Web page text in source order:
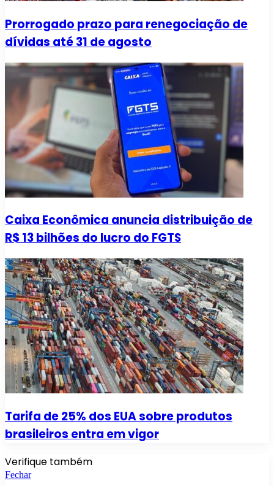
Prorrogado prazo para renegociação de
dívidas até 31 de agosto
Caixa Econômica anuncia distribuição de
R$ 13 bilhões do lucro do FGTS
Tarifa de 25% dos EUA sobre produtos
brasileiros entra em vigor
Verifique também
Fechar